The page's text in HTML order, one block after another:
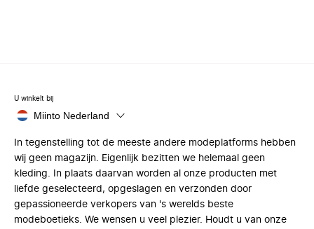
U winkelt bij
Miinto Nederland
In tegenstelling tot de meeste andere modeplatforms hebben
wij geen magazijn. Eigenlijk bezitten we helemaal geen
kleding. In plaats daarvan worden al onze producten met
liefde geselecteerd, opgeslagen en verzonden door
gepassioneerde verkopers van 's werelds beste
modeboetieks. We wensen u veel plezier. Houdt u van onze